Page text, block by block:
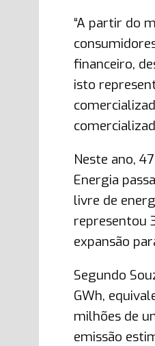
“A partir do
financeiro,
isto
Neste ano,
Energia
livre de
representou
expansão
Segundo
GWh,
milhões de
emissão